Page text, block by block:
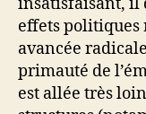
effets politiques
avancée
primauté de
est allée très